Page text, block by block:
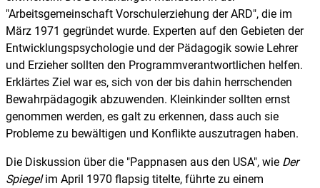
"Arbeitsgemeinschaft Vorschulerziehung der ARD", die im
März 1971 gegründet wurde. Experten auf den Gebieten der
Entwicklungspsychologie und der Pädagogik sowie Lehrer
und Erzieher sollten den Programmverantwortlichen helfen.
Erklärtes Ziel war es, sich von der bis dahin herrschenden
Bewahrpädagogik abzuwenden. Kleinkinder sollten ernst
genommen werden, es galt zu erkennen, dass auch sie
Probleme zu bewältigen und Konflikte auszutragen haben.
Die Diskussion über die "Pappnasen aus den USA", wie Der
Spiegelim April 1970 flapsig titelte, führte zu einem